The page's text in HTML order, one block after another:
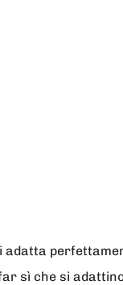
adatta
sì che si